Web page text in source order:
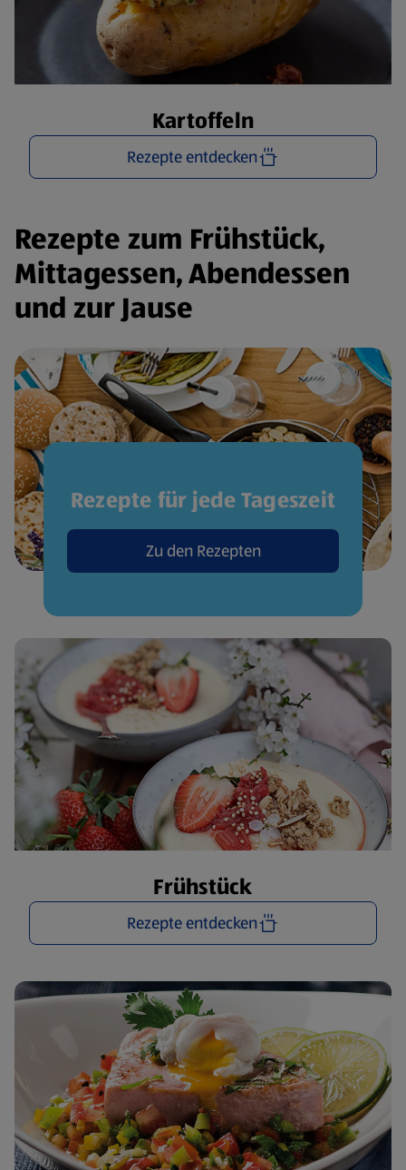
Kartoffeln
Rezepte entdecken
Rezepte zum Frühstück,
Mittagessen, Abendessen
und zur Jause
Rezepte für jede Tageszeit
Zu den Rezepten
Frühstück
Rezepte entdecken